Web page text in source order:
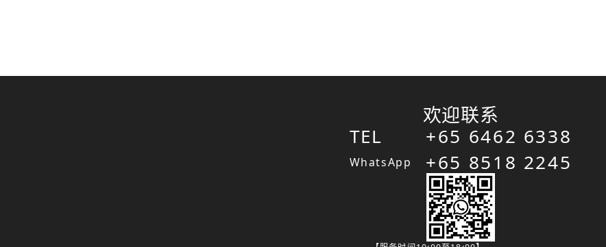
欢迎联系
TEL
WhatsApp
+65 6462 6338
+65 8518 2245